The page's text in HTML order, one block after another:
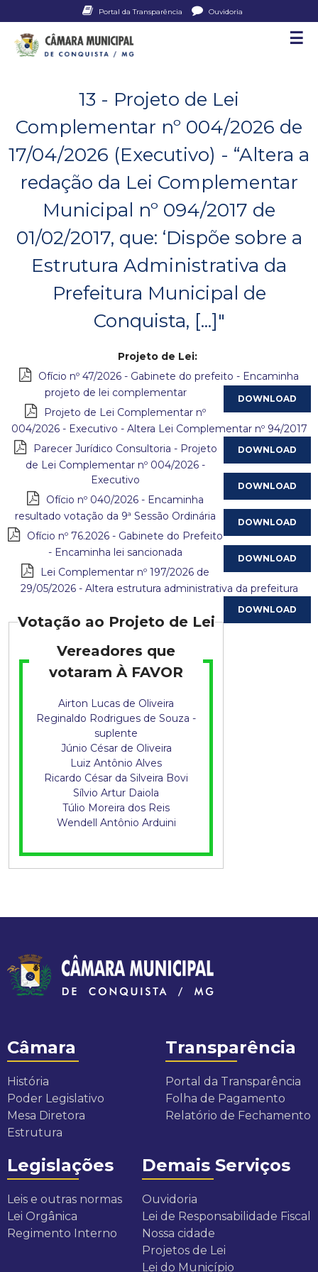
Pular
o
Portal da Transparência Ouvidoria
C
a
r
M
u
i
p
a
l
d
e
o
n
☰
13 - Projeto de Lei
Complementar nº 004/2026 de
17/04/2026 (Executivo) - “Altera a
redação da Lei Complementar
Municipal nº 094/2017 de
01/02/2017, que: ‘Dispõe sobre a
Estrutura Administrativa da
Prefeitura Municipal de
Conquista, [...]"
Projeto de Lei:
Ofício nº 47/2026 - Gabinete do prefeito - Encaminha
projeto de lei complementar
Projeto de Lei Complementar nº
004/2026 - Executivo - Altera Lei Complementar nº 94/2017
Parecer Jurídico Consultoria - Projeto
de Lei Complementar nº 004/2026 -
Executivo
Ofício nº 040/2026 - Encaminha
resultado votação da 9ª Sessão Ordinária
Ofício nº 76.2026 - Gabinete do Prefeito
- Encaminha lei sancionada
Lei Complementar nº 197/2026 de
29/05/2026 - Altera estrutura administrativa da prefeitura
Votação ao Projeto de Lei
Vereadores que
votaram À FAVOR
Airton Lucas de Oliveira
Reginaldo Rodrigues de Souza -
suplente
Júnio César de Oliveira
Luiz Antônio Alves
Ricardo César da Silveira Bovi
Sílvio Artur Daiola
Túlio Moreira dos Reis
Wendell Antônio Arduini
Câmara
História
Poder Legislativo
Mesa Diretora
Estrutura
Transparência
Portal da Transparência
Folha de Pagamento
Relatório de Fechamento
Legislações
Leis e outras normas
Lei Orgânica
Regimento Interno
Demais Serviços
Ouvidoria
Lei de Responsabilidade Fiscal
Nossa cidade
Projetos de Lei
Lei do Município